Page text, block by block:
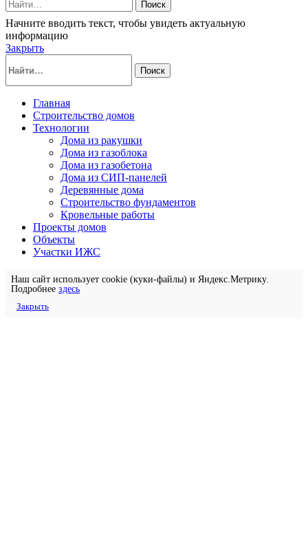
Поиск
Начните вводить текст, чтобы увидеть актуальную
информацию
Закрыть
Поиск
Главная
Строительство домов
Технологии
Дома из ракушки
Дома из газоблока
Дома из газобетона
Дома из СИП-панелей
Деревянные дома
Строительство фундаментов
Кровельные работы
Проекты домов
Объекты
Участки ИЖС
Наш сайт использует cookie (куки-файлы) и Яндекс.Метрику.
Подробнее здесь
Закрыть